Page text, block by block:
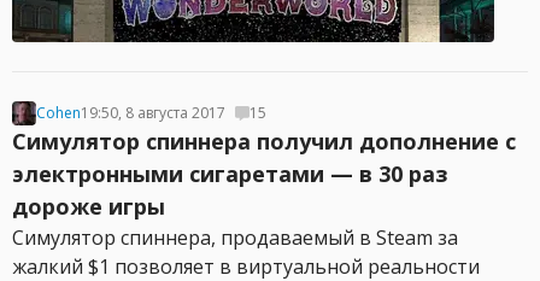
Cohen19:50, 8 августа 2017 15
Симулятор спиннера получил дополнение с
электронными сигаретами — в 30 раз
дороже игры
Симулятор спиннера, продаваемый в Steam за
жалкий $1 позволяет в виртуальной реальности